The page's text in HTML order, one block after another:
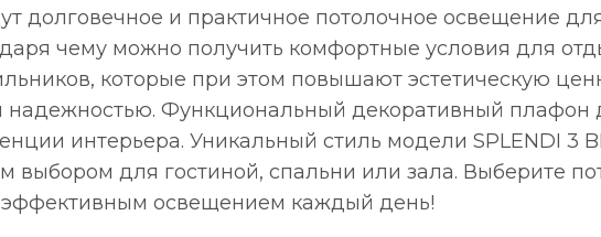
долговечное и практичное потолочное освещение
чему можно получить комфортные условия для
которые при этом повышают эстетическую
надежностью. Функциональный декоративный плафон
интерьера. Уникальный стиль модели SPLENDI 3
выбором для гостиной, спальни или зала. Выберите
освещением каждый день!